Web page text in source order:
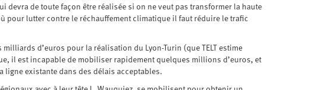
devra de toute façon être réalisée si on ne veut pas transformer la haute
pour lutter contre le réchauffement climatique il faut réduire le trafic
milliards d’euros pour la réalisation du Lyon-Turin (que TELT estime
il est incapable de mobiliser rapidement quelques millions d’euros, et
ligne existante dans des délais acceptables.